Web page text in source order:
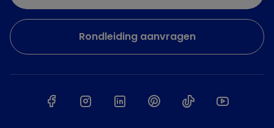
Rondleiding aanvragen